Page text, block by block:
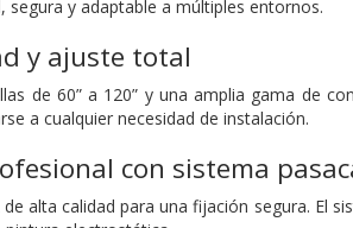
segura y adaptable a múltiples entornos.
y ajuste total
de 60” a 120” y una amplia gama de
a cualquier necesidad de instalación.
con sistema
de alta calidad para una fijación segura. El